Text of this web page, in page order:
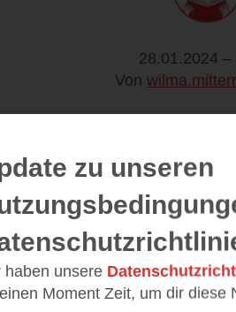
28.01.2024 –
Von
schlicht aber wunderschön.
in die Idee und das ganze
und es macht super Spaß.
kaufen wenn es raus
zu unseren
haben unsere
Moment Zeit, um dir diese